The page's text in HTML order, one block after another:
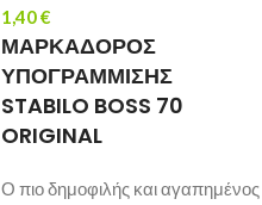
1,40€
ΜΑΡΚΑΔΟΡΟΣ
ΥΠΟΓΡΑΜΜΙΣΗΣ
STABILO BOSS 70
ORIGINAL
Ο πιο δημοφιλής και αγαπημένος